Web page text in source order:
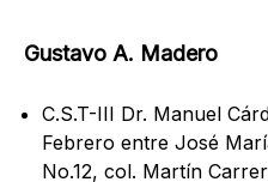
Gustavo A. Madero
C.S.T-III Dr. Manuel
Febrero entre José
No.12, col. Martín